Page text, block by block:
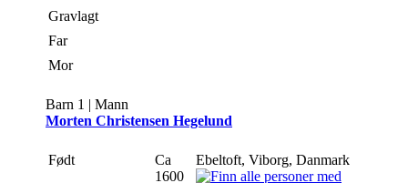
Gravlagt
Far
Mor
Barn 1 | Mann
Morten Christensen Hegelund
Født
Ca
1600
Ebeltoft, Viborg, Danmark